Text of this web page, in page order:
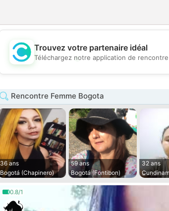
Trouvez votre partenaire idéal
Téléchargez notre application de
Rencontre Femme Bogota
36 ans
Bogotá (Chapinero)
59 ans
Bogotá (Fontibon)
32 ans
0.8/1